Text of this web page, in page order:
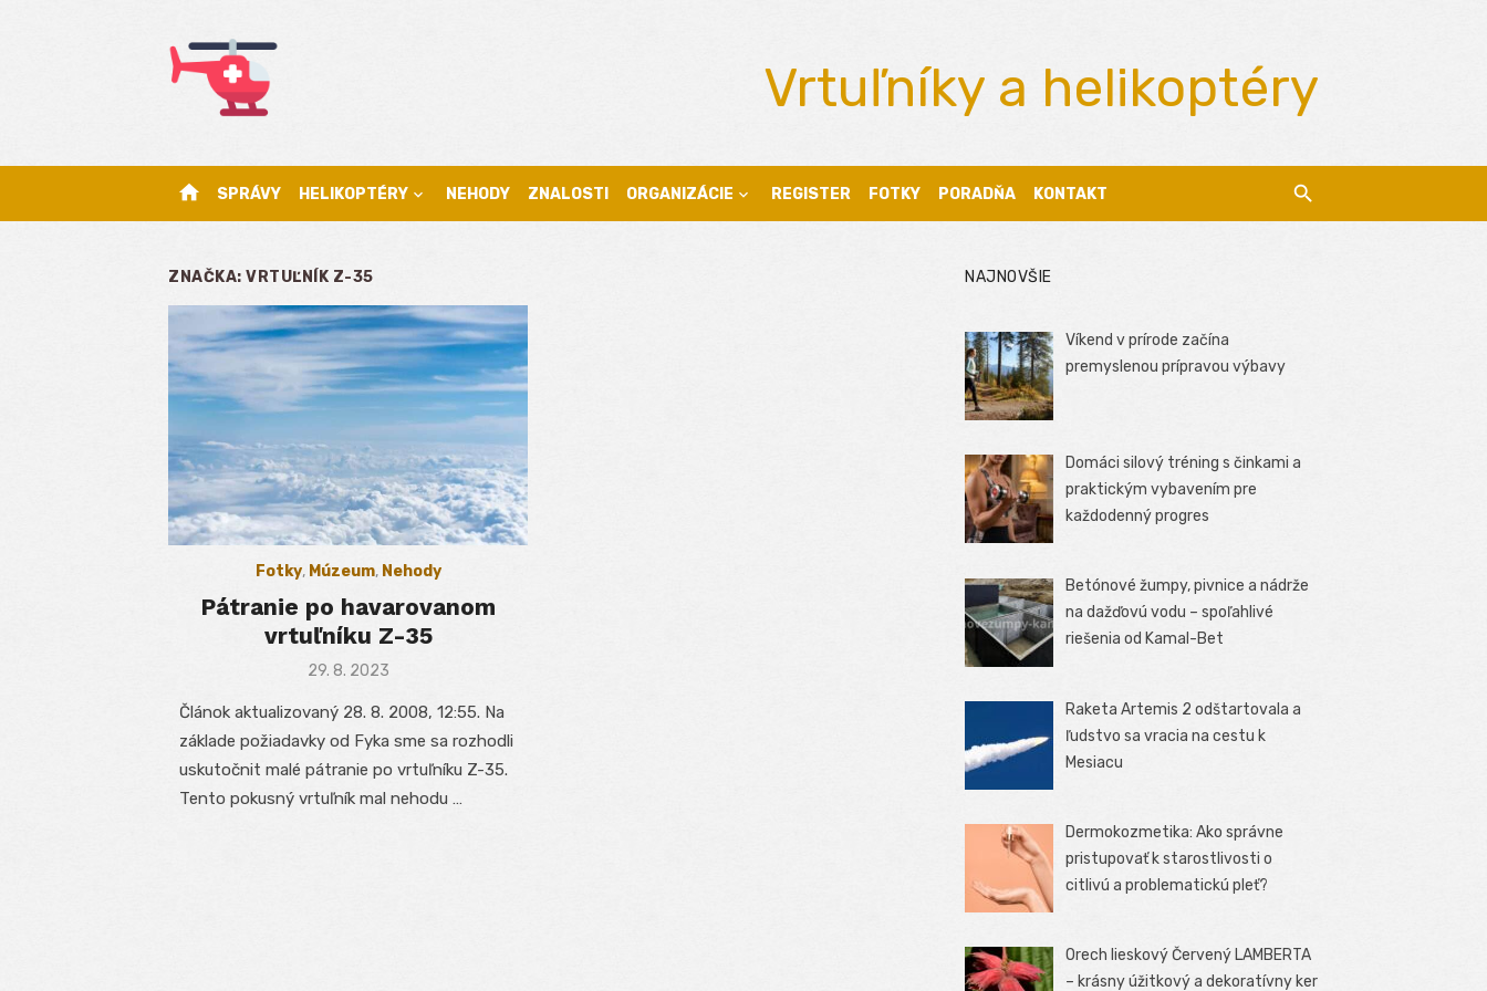
Vrtuľníky a helikoptéry
home SPRÁVY HELIKOPTÉRY NEHODY ZNALOSTI ORGANIZÁCIE REGISTER FOTKY PORADŇA KONTAKT
ZNAČKA: VRTUĽNÍK Z-35
Fotky, Múzeum, Nehody
Pátranie po havarovanom
vrtuľníku Z-35
Posted
29. 8. 2023
Článok aktualizovaný 28. 8. 2008, 12:55. Na
základe požiadavky od Fyka sme sa rozhodli
uskutočnit malé pátranie po vrtuľníku Z-35.
Tento pokusný vrtuľník mal nehodu …
NAJNOVŠIE
Víkend v prírode začína
premyslenou prípravou výbavy
Domáci silový tréning s činkami a
praktickým vybavením pre
každodenný progres
Betónové žumpy, pivnice a nádrže
na dažďovú vodu – spoľahlivé
riešenia od Kamal-Bet
Raketa Artemis 2 odštartovala a
ľudstvo sa vracia na cestu k
Mesiacu
Dermokozmetika: Ako správne
pristupovať k starostlivosti o
citlivú a problematickú pleť?
Orech lieskový Červený LAMBERTA
– krásny úžitkový a dekoratívny ker